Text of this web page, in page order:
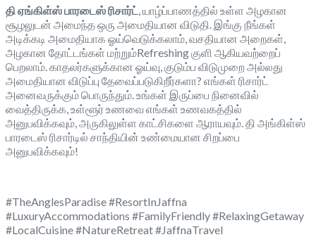
தி ஏங்கிள்ஸ் பாரடைஸ் ரிசார்ட் , யாழ்ப்பாணத்தில் உள்ள அழகான
சூழலுடன் அமைந்த ஒரு அமைதியான விடுதி. இங்கு நீங்கள்
அடிக்கடி அமைதியாக ஓய்வெடுக்கலாம், வசதியான அறைகள்,
அழகான தோட்டங்கள் மற்றும்Refreshing குளி ஆகியவற்றைப்
பெறலாம். காதலர்களுக்கான ஓய்வு, குடும்ப விடுமுறை அல்லது
அமைதியான விடுப்பு தேவைப்படுகிறீர்களா? எங்கள் ரிசார்ட்
அனைவருக்கும் பொருந்தும். உங்கள் இருப்பை நினைவில்
வைத்திருக்க, உள்ளூர் உணவை எங்கள் உணவகத்தில்
அனுபவிக்கவும், அருகிலுள்ள காட்சிகளை ஆராயவும். தி அங்கிள்ஸ்
பாரடைஸ் ரிசார்டில் சாந்தியின் உண்மையான சிறப்பை
அனுபவிக்கவும்!
#TheAnglesParadise #ResortInJaffna
#LuxuryAccommodations #FamilyFriendly #RelaxingGetaway
#LocalCuisine #NatureRetreat #JaffnaTravel